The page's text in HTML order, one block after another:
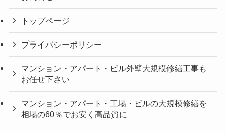
トップページ
プライバシーポリシー
マンション・アパート・ビル外壁大規模修繕工事も
お任せ下さい
マンション・アパート・工場・ビルの大規模修繕を
相場の60％でお安く高品質に